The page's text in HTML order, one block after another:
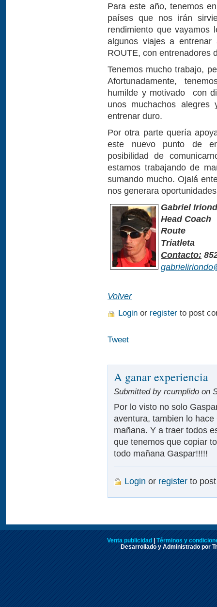
Para este año, tenemos
países que nos irán
rendimiento que vayamos
algunos viajes a
ROUTE, con entrenadores
Tenemos mucho trabajo,
Afortunadamente,
humilde y motivado con
unos muchachos
entrenar duro.
Por otra parte quería
este nuevo punto de
posibilidad de
estamos trabajando de
sumando mucho. Ojalá
nos generara
Gabriel
Head Coach
Route
Triatleta
Contacto:
Volver
Login or register to post
Tweet
A ganar experiencia
Submitted by rcumplido on
Por lo visto no solo
aventura, tambien lo
mañana. Y a traer todos
que tenemos que copiar
todo mañana Gaspar!!!!!
Login or register to
Venta publicidad | Términos y
Desarrollado y Administrado por